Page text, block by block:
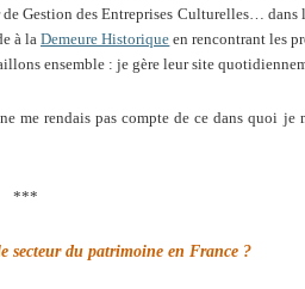
Gestion des Entreprises Culturelles… dans
à laDemeure Historique en rencontrant les
ensemble : je gère leur site
me rendais pas compte de ce dans quoi je
***
secteur du patrimoine en France ?